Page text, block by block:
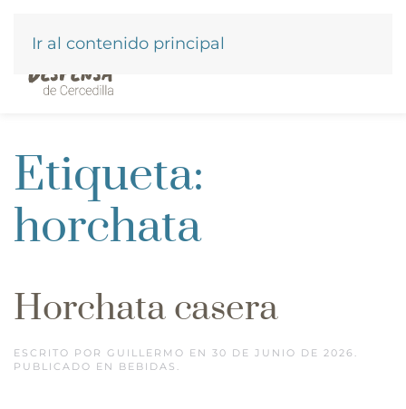
Ir al contenido principal
Etiqueta:
horchata
Horchata casera
ESCRITO POR GUILLERMO EN 30 DE JUNIO DE 2026 .
PUBLICADO EN BEBIDAS .